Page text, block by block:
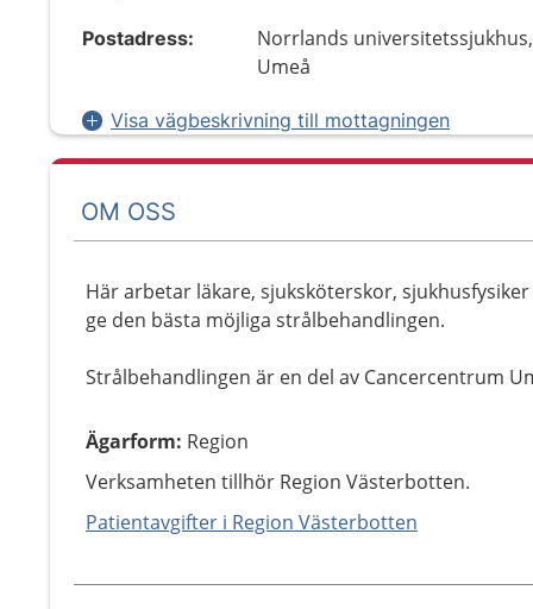
Postadress:
Norrlands
Umeå
Visa vägbeskrivning till mottagningen
OM OSS
Här arbetar läkare, sjuksköterskor,
ge den bästa möjliga strålbehandlingen.
Strålbehandlingen är en del av Cancercentrum
Ägarform: Region
Verksamheten tillhör Region Västerbotten.
Patientavgifter i Region Västerbotten